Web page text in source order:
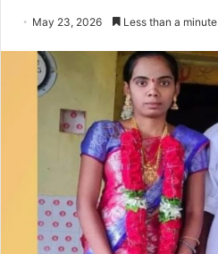
May 23, 2026 Less than a minute